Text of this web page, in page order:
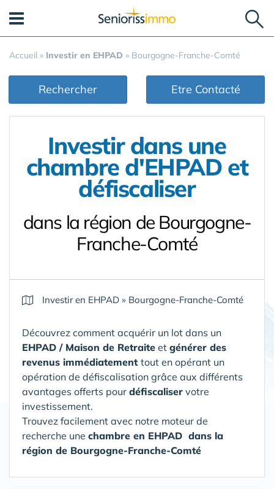
Accueil » Investir en EHPAD » Bourgogne-Franche-Comté
Rechercher Etre Contacté
Investir dans une
chambre d'EHPAD et
défiscaliser
dans la région de Bourgogne-
Franche-Comté
Investir en EHPAD » Bourgogne-Franche-Comté
Découvrez comment acquérir un lot dans un
EHPAD / Maison de Retraite et générer des
revenus immédiatement tout en opérant un
opération de défiscalisation grâce aux différents
avantages offerts pour défiscaliser votre
investissement.
Trouvez facilement avec notre moteur de
recherche une chambre en EHPAD dans la
région de Bourgogne-Franche-Comté